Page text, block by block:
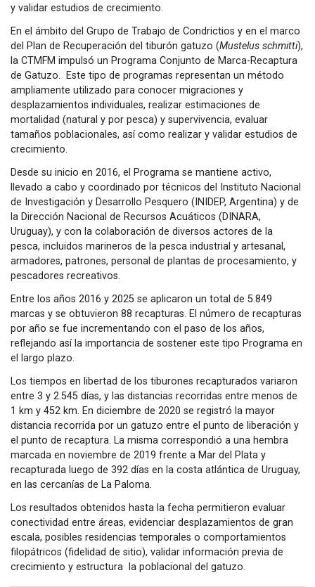
y validar estudios de crecimiento.
En el ámbito del Grupo de Trabajo de Condrictios y en el marco
del Plan de Recuperación del tiburón gatuzo (Mustelus schmitti),
la CTMFM impulsó un Programa Conjunto de Marca-Recaptura
de Gatuzo. Este tipo de programas representan un método
ampliamente utilizado para conocer migraciones y
desplazamientos individuales, realizar estimaciones de
mortalidad (natural y por pesca) y supervivencia, evaluar
tamaños poblacionales, así como realizar y validar estudios de
crecimiento.
Desde su inicio en 2016, el Programa se mantiene activo,
llevado a cabo y coordinado por técnicos del Instituto Nacional
de Investigación y Desarrollo Pesquero (INIDEP, Argentina) y de
la Dirección Nacional de Recursos Acuáticos (DINARA,
Uruguay), y con la colaboración de diversos actores de la
pesca, incluidos marineros de la pesca industrial y artesanal,
armadores, patrones, personal de plantas de procesamiento, y
pescadores recreativos.
Entre los años 2016 y 2025 se aplicaron un total de 5.849
marcas y se obtuvieron 88 recapturas. El número de recapturas
por año se fue incrementando con el paso de los años,
reflejando así la importancia de sostener este tipo Programa en
el largo plazo.
Los tiempos en libertad de los tiburones recapturados variaron
entre 3 y 2.545 días, y las distancias recorridas entre menos de
1 km y 452 km. En diciembre de 2020 se registró la mayor
distancia recorrida por un gatuzo entre el punto de liberación y
el punto de recaptura. La misma correspondió a una hembra
marcada en noviembre de 2019 frente a Mar del Plata y
recapturada luego de 392 días en la costa atlántica de Uruguay,
en las cercanías de La Paloma.
Los resultados obtenidos hasta la fecha permitieron evaluar
conectividad entre áreas, evidenciar desplazamientos de gran
escala, posibles residencias temporales o comportamientos
filopátricos (fidelidad de sitio), validar información previa de
crecimiento y estructura la poblacional del gatuzo.